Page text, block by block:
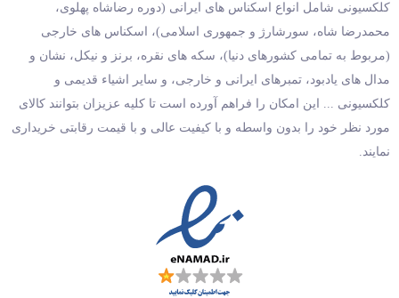
کلکسیونی شامل انواع اسکناس های ایرانی (دوره رضاشاه پهلوی،
محمدرضا شاه، سورشارژ و جمهوری اسلامی)، اسکناس های خارجی
(مربوط به تمامی کشورهای دنیا)، سکه های نقره، برنز و نیکل، نشان و
مدال های یادبود، تمبرهای ایرانی و خارجی، و سایر اشیاء قدیمی و
کلکسیونی ... این امکان را فراهم آورده است تا کلیه عزیزان بتوانند کالای
مورد نظر خود را بدون واسطه و با کیفیت عالی و با قیمت رقابتی خریداری
نمایند.